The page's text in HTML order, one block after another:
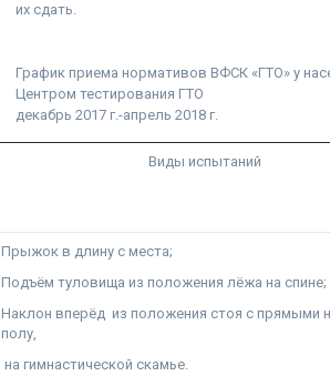
их сдать.
График приема нормативов ВФСК «ГТО» у
Центром тестирования ГТО
декабрь 2017 г.-апрель 2018 г.
Виды испытаний
Прыжок в длину с места;
Подъём туловища из положения лёжа на спине;
Наклон вперёд из положения стоя с прямыми
полу,
на гимнастической скамье.